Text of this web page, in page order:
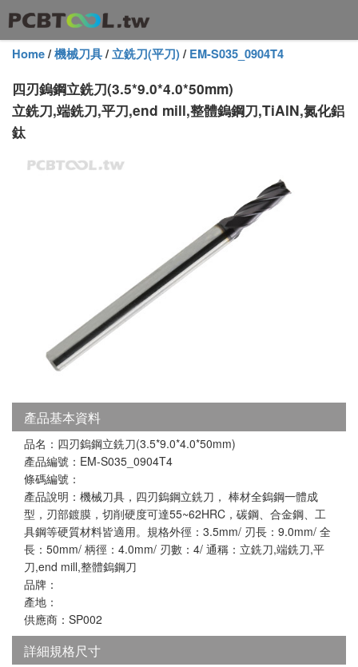
Home/機械刀具/立銑刀(平刀)/EM-S035_0904T4
四刃鎢鋼立銑刀(3.5*9.0*4.0*50mm)
立銑刀,端銑刀,平刀,end mill,整體鎢鋼刀,TiAlN,氮化鋁
鈦
產品基本資料
品名：四刃鎢鋼立銑刀(3.5*9.0*4.0*50mm)
產品編號：EM-S035_0904T4
條碼編號：
產品說明：機械刀具，四刃鎢鋼立銑刀， 棒材全鎢鋼一體成
型，刃部鍍膜，切削硬度可達55~62HRC，碳鋼、合金鋼、工
具鋼等硬質材料皆適用。規格外徑：3.5mm/ 刃長：9.0mm/ 全
長：50mm/ 柄徑：4.0mm/ 刃數：4/ 通稱：立銑刀,端銑刀,平
刀,end mill,整體鎢鋼刀
品牌：
產地：
供應商：SP002
詳細規格尺寸